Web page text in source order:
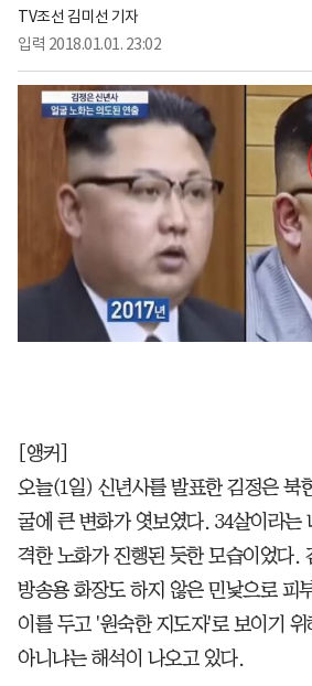
TV조선 김미선 기자
입력 2018.01.01. 23:02
[앵커]
오늘(1일) 신년사를 발표한 김정은 북
굴에 큰 변화가 엿보였다. 34살이라는
격한 노화가 진행된 듯한 모습이었다.
방송용 화장도 하지 않은 민낯으로 피
이를 두고 '원숙한 지도자'로 보이기
아니냐는 해석이 나오고 있다.